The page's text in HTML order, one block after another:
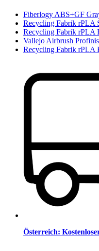
Fiberlogy ABS+GF
Recycling Fabrik rPLA
Recycling Fabrik rPLA
Vallejo Airbrush
Recycling Fabrik rPLA
Österreich: